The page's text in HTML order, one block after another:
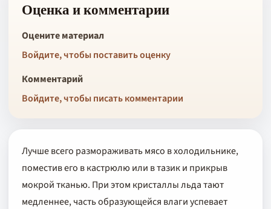
Оценка и комментарии
Оцените материал
Войдите, чтобы поставить оценку
Комментарий
Войдите, чтобы писать комментарии
Лучше всего размораживать мясо в холодильнике,
поместив его в кастрюлю или в тазик и прикрыв
мокрой тканью. При этом кристаллы льда тают
медленнее, часть образующейся влаги успевает